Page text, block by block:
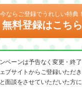
今ならご登録でうれしい特典！
無料登録はこちら
ペーンは予告なく変更・終了
ブサイトからご登録いただ
面談をさせていただいた方に